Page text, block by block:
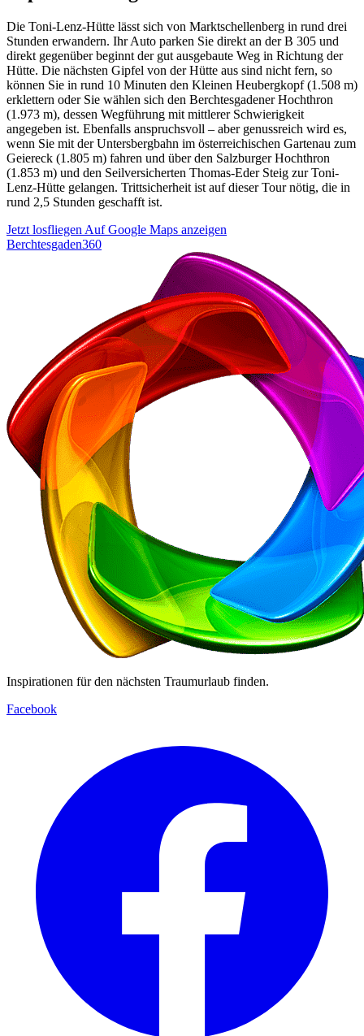
Die Toni-Lenz-Hütte lässt sich von Marktschellenberg in rund drei
Stunden erwandern. Ihr Auto parken Sie direkt an der B 305 und
direkt gegenüber beginnt der gut ausgebaute Weg in Richtung der
Hütte. Die nächsten Gipfel von der Hütte aus sind nicht fern, so
können Sie in rund 10 Minuten den Kleinen Heubergkopf (1.508 m)
erklettern oder Sie wählen sich den Berchtesgadener Hochthron
(1.973 m), dessen Wegführung mit mittlerer Schwierigkeit
angegeben ist. Ebenfalls anspruchsvoll – aber genussreich wird es,
wenn Sie mit der Untersbergbahn im österreichischen Gartenau zum
Geiereck (1.805 m) fahren und über den Salzburger Hochthron
(1.853 m) und den Seilversicherten Thomas-Eder Steig zur Toni-
Lenz-Hütte gelangen. Trittsicherheit ist auf dieser Tour nötig, die in
rund 2,5 Stunden geschafft ist.
Jetzt losfliegen Auf Google Maps anzeigen
Berchtesgaden360
Inspirationen für den nächsten Traumurlaub finden.
Facebook